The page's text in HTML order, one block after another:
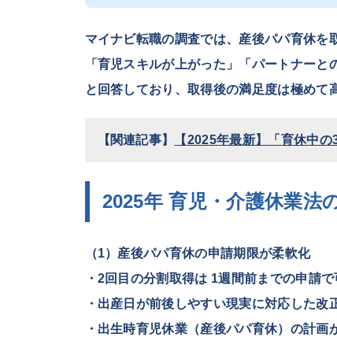
マイナビ転職の調査では、産後パパ育休を
「育児スキルが上がった」「パートナーと
と回答しており、取得後の満足度は極めて
【関連記事】 【2025年最新】「育休中の
2025年 育児・介護休業法
（1）産後パパ育休の申請期限が柔軟化
・2回目の分割取得は 1週間前までの申請
・出産日が前後しやすい現実に対応した改
・出生時育児休業（産後パパ育休）の計画